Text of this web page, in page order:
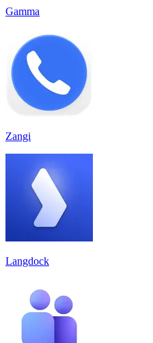
Gamma
Zangi
Langdock